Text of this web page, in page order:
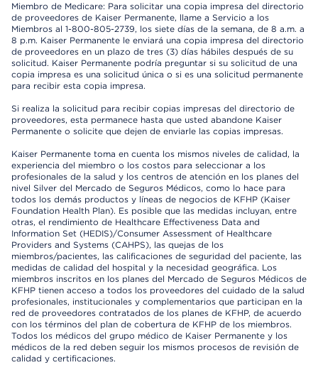
Miembro de Medicare: Para solicitar una copia impresa del directorio
de proveedores de Kaiser Permanente, llame a Servicio a los
Miembros al 1-800-805-2739, los siete días de la semana, de 8 a.m. a
8 p.m. Kaiser Permanente le enviará una copia impresa del directorio
de proveedores en un plazo de tres (3) días hábiles después de su
solicitud. Kaiser Permanente podría preguntar si su solicitud de una
copia impresa es una solicitud única o si es una solicitud permanente
para recibir esta copia impresa.
Si realiza la solicitud para recibir copias impresas del directorio de
proveedores, esta permanece hasta que usted abandone Kaiser
Permanente o solicite que dejen de enviarle las copias impresas.
Kaiser Permanente toma en cuenta los mismos niveles de calidad, la
experiencia del miembro o los costos para seleccionar a los
profesionales de la salud y los centros de atención en los planes del
nivel Silver del Mercado de Seguros Médicos, como lo hace para
todos los demás productos y líneas de negocios de KFHP (Kaiser
Foundation Health Plan). Es posible que las medidas incluyan, entre
otras, el rendimiento de Healthcare Effectiveness Data and
Information Set (HEDIS)/Consumer Assessment of Healthcare
Providers and Systems (CAHPS), las quejas de los
miembros/pacientes, las calificaciones de seguridad del paciente, las
medidas de calidad del hospital y la necesidad geográfica. Los
miembros inscritos en los planes del Mercado de Seguros Médicos de
KFHP tienen acceso a todos los proveedores del cuidado de la salud
profesionales, institucionales y complementarios que participan en la
red de proveedores contratados de los planes de KFHP, de acuerdo
con los términos del plan de cobertura de KFHP de los miembros.
Todos los médicos del grupo médico de Kaiser Permanente y los
médicos de la red deben seguir los mismos procesos de revisión de
calidad y certificaciones.